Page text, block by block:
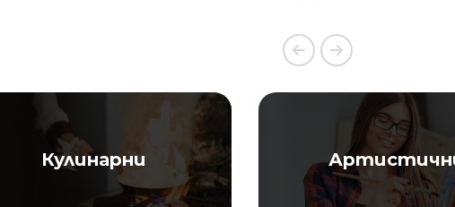
Кулинарни